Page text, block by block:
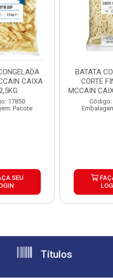
CAIXA
17850
Pacote
SEU
BATATA
CORTE
MCCAIN
Código:
Títulos